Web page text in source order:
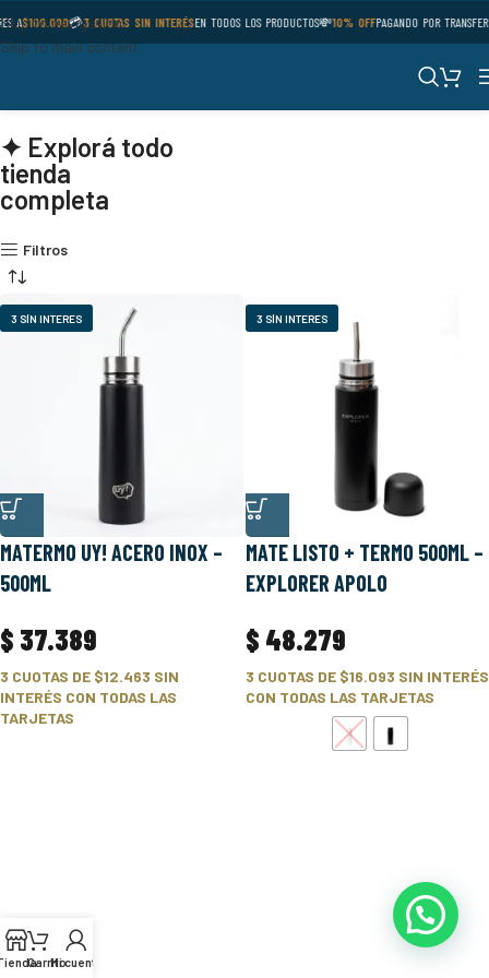
Skip to navigation
Skip to main content
A$100.000💳3 CUOTAS SIN INTERÉSEN TODOS LOS PRODUCTOS💸10% OFFPAGANDO POR
✦ Explorá todo
tienda
completa
Filtros
3 SÍN INTERES
MATERMO UY! ACERO INOX –
500ML
$ 37.389
3 CUOTAS DE $12.463 SIN
INTERÉS CON TODAS LAS
TARJETAS
3 SÍN INTERES
MATE LISTO + TERMO 500ML –
EXPLORER APOLO
$ 48.279
3 CUOTAS DE $16.093 SIN INTERÉS
CON TODAS LAS TARJETAS
CarritoMi cuenta